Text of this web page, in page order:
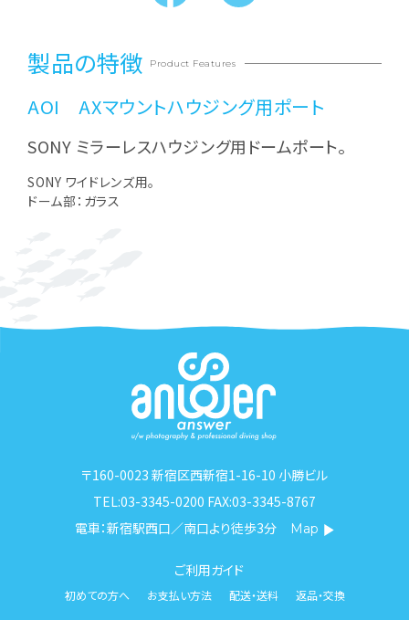
製品の特徴 Product Features
AOI AXマウントハウジング用ポート
SONY ミラーレスハウジング用ドームポート。
SONY ワイドレンズ用。
ドーム部：ガラス
〒160-0023 新宿区西新宿1-16-10 小勝ビル
TEL:03-3345-0200 FAX:03-3345-8767
電車：新宿駅西口／南口より徒歩3分
Map
ご利用ガイド
初めての方へ お支払い方法 配送・送料 返品・交換